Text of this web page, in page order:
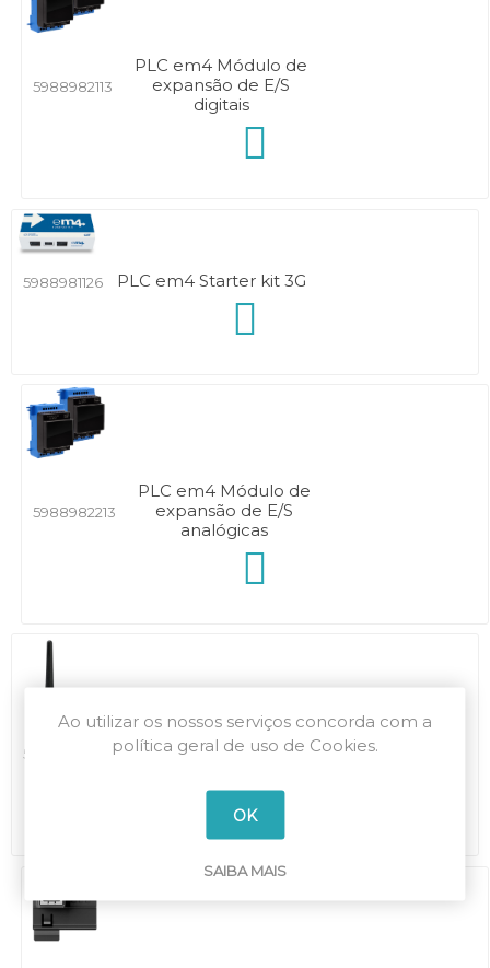
5988982113
PLC em4 Módulo de
expansão de E/S
digitais
5988981126 PLC em4 Starter kit 3G
5988982213
PLC em4 Módulo de
expansão de E/S
analógicas
5988980160
PLC em4 Antena GSM
Ao utilizar os nossos serviços concorda com a
política geral de uso de Cookies.
OK
SAIBA MAIS